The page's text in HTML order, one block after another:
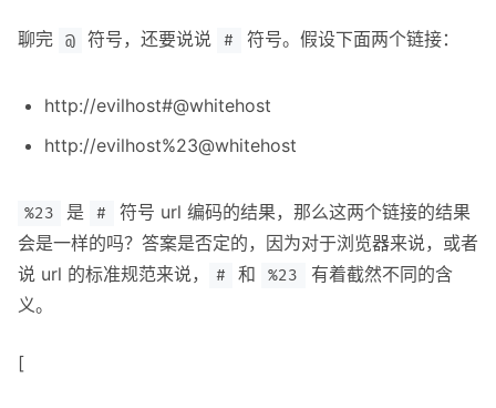
聊完 @ 符号，还要说说 # 符号。假设下面两个链接：
http://evilhost#@whitehost
http://evilhost%23@whitehost
%23 是 #
符号 url 编码的结果，那么这两个链接的结果
会是一样的吗？答案是否定的，因为对于浏览器来说，或者
说 url 的标准规范来说，
# 和 %23
有着截然不同的含
义。
[